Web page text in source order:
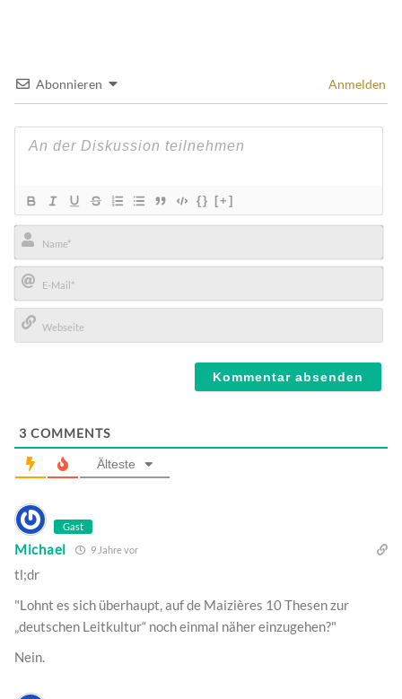
Abonnieren Anmelden
{} [+]
Name*
E-
Mail*
3 COMMENTS
Älteste
Gast
Michael 9 Jahre vor
tl;dr
"Lohnt es sich überhaupt, auf de Maizières 10 Thesen zur
„deutschen Leitkultur“ noch einmal näher einzugehen?"
Nein.